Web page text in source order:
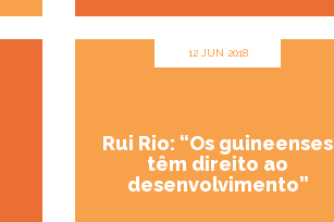
12 JUN 2018
Rui Rio: “Os guineenses
têm direito ao
desenvolvimento”